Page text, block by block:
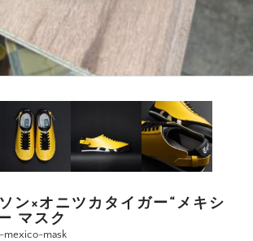
ン×オニツカタイガー“メキシ
マスク
mexico-mask